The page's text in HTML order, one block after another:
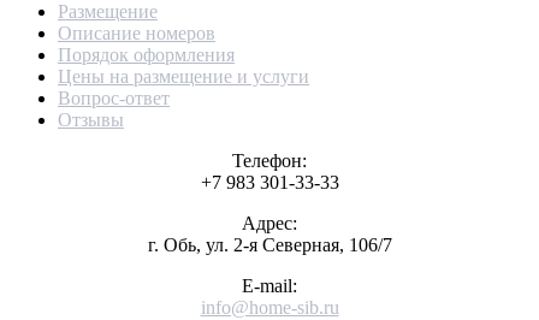
Размещение
Описание номеров
Порядок оформления
Цены на размещение и услуги
Вопрос-ответ
Отзывы
Телефон:
+7 983 301-33-33
Адрес:
г. Обь, ул. 2-я Северная, 106/7
E-mail:
info@home-sib.ru